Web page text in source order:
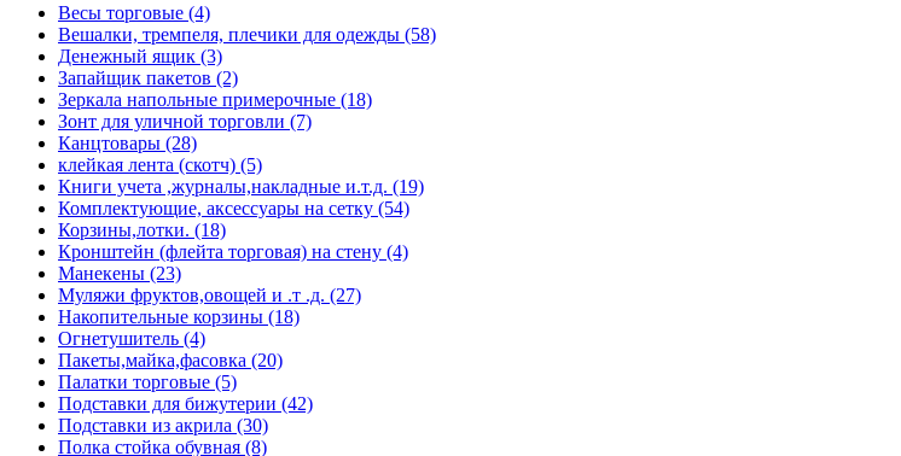
Весы торговые (4)
Вешалки, тремпеля, плечики для одежды (58)
Денежный ящик (3)
Запайщик пакетов (2)
Зеркала напольные примерочные (18)
Зонт для уличной торговли (7)
Канцтовары (28)
клейкая лента (скотч) (5)
Книги учета ,журналы,накладные и.т.д. (19)
Комплектующие, аксессуары на сетку (54)
Корзины,лотки. (18)
Кронштейн (флейта торговая) на стену (4)
Манекены (23)
Муляжи фруктов,овощей и .т .д. (27)
Накопительные корзины (18)
Огнетушитель (4)
Пакеты,майка,фасовка (20)
Палатки торговые (5)
Подставки для бижутерии (42)
Подставки из акрила (30)
Полка стойка обувная (8)